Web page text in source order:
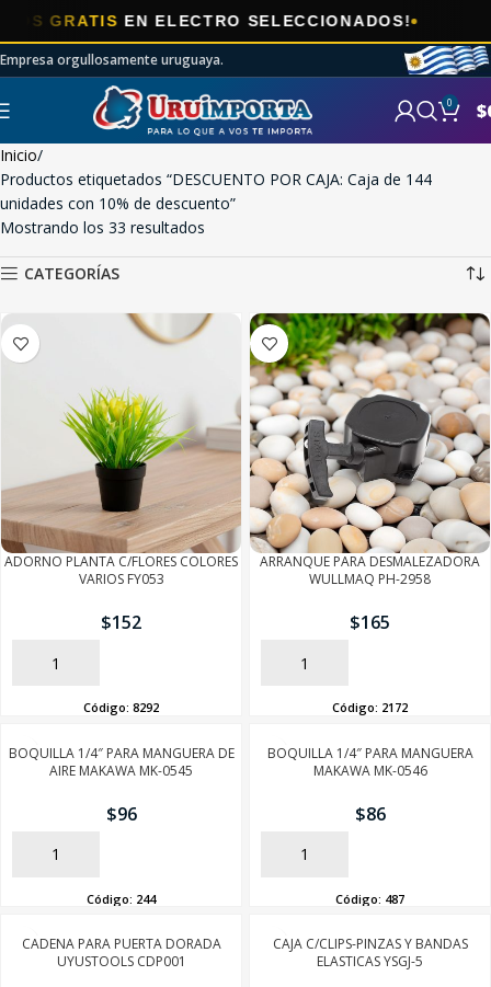
EN ELECTRO SELECCIONADOS!
Empresa orgullosamente uruguaya.
0 $
Inicio
Productos etiquetados “DESCUENTO POR CAJA: Caja de 144
unidades con 10% de descuento”
Mostrando los 33 resultados
CATEGORÍAS
ADORNO PLANTA C/FLORES COLORES
VARIOS FY053
$152
AÑADIR
Código: 8292
ARRANQUE PARA DESMALEZADORA
WULLMAQ PH-2958
$165
AÑADIR
Código: 2172
BOQUILLA 1/4″ PARA MANGUERA DE
AIRE MAKAWA MK-0545
$96
AÑADIR
Código: 244
BOQUILLA 1/4″ PARA MANGUERA
MAKAWA MK-0546
$86
AÑADIR
Código: 487
CADENA PARA PUERTA DORADA
UYUSTOOLS CDP001
CAJA C/CLIPS-PINZAS Y BANDAS
ELASTICAS YSGJ-5